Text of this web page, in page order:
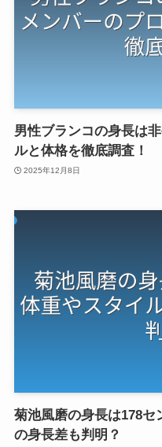
男性ブランコの身長は
ルと体格を徹底調査！
2025年12月8日
菊池風磨の身長は178セ
の身長差も判明？